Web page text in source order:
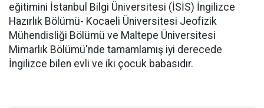
eğitimini İstanbul Bilgi Üniversitesi (İSİS) İngilizce
Hazırlık Bölümü- Kocaeli Üniversitesi Jeofizik
Mühendisliği Bölümü ve Maltepe Üniversitesi
Mimarlık Bölümü'nde tamamlamış iyi derecede
İngilizce bilen evli ve iki çocuk babasıdır.